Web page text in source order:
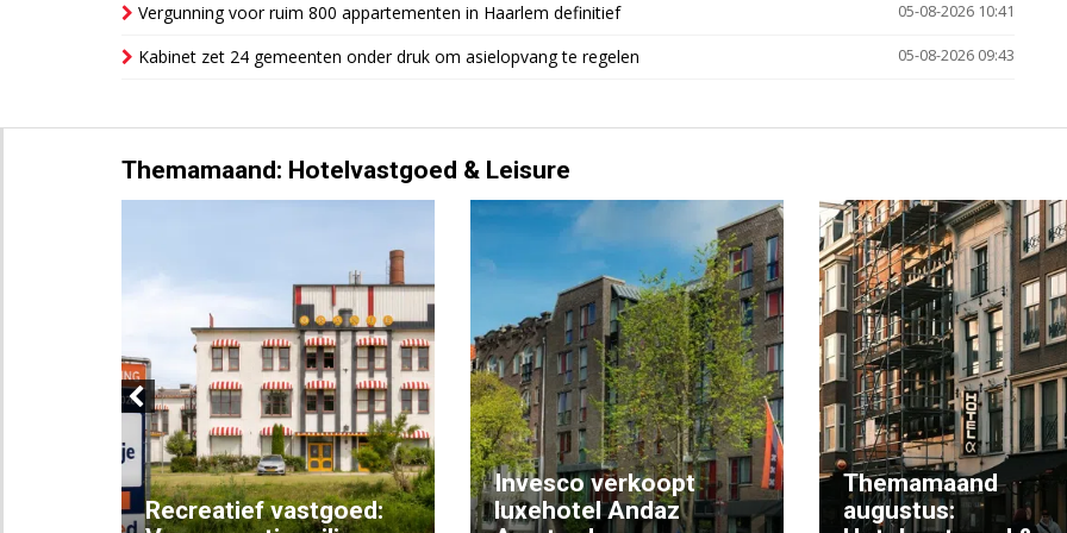
05-08-2026 10:41
Vergunning voor ruim 800 appartementen in Haarlem definitief
05-08-2026 09:43
Kabinet zet 24 gemeenten onder druk om asielopvang te regelen
Themamaand: Hotelvastgoed & Leisure
Previous
Recreatief vastgoed:
Invesco verkoopt
luxehotel Andaz
Themamaand
augustus: